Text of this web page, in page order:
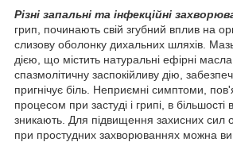
Різні запальні та інфекційні
грип, починають свій згубний вплив на
слизову оболонку дихальних шляхів.
дією, що містить натуральні ефірні
спазмолітичну заспокійливу дію,
пригнічує біль. Неприємні симптоми,
процесом при застуді і грипі, в більшості
зникають. Для підвищення захисних сил
при простудних захворюваннях можна